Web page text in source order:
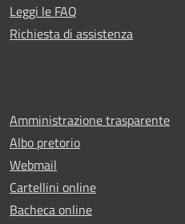
Leggi le FAQ
Richiesta di assistenza
Amministrazione trasparente
Albo pretorio
Webmail
Cartellini online
Bacheca online